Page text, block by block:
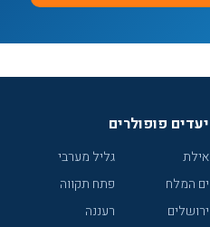
יעדים פופולרים
אילת
ים המלח
ירושלים
גליל מערבי
פתח תקווה
רעננה